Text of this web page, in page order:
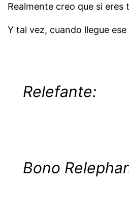
Realmente creo que si
Y tal vez, cuando llegue
Relefante:
Bono